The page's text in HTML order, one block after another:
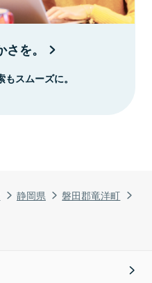
静岡県
磐田郡竜洋町
を。
スムーズに。